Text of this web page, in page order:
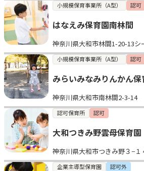
小規模保育事業所（A型） 認可
はなえみ保育園南林間
神奈川県大和市林間1-20-13シ
小規模保育事業所（A型） 認可
みらいみなみりんかん保
神奈川県大和市南林間2-3-14
認可保育所 認可
大和つきみ野雲母保育園
神奈川県大和市つきみ野３−１
企業主導型保育園 認可外